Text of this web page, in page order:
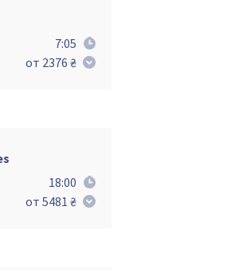
7:05
от 2376 ₴
18:00
от 5481 ₴